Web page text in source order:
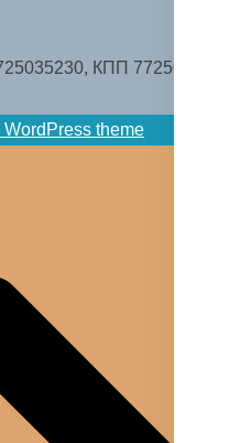
КПП 772501001.
WordPress theme